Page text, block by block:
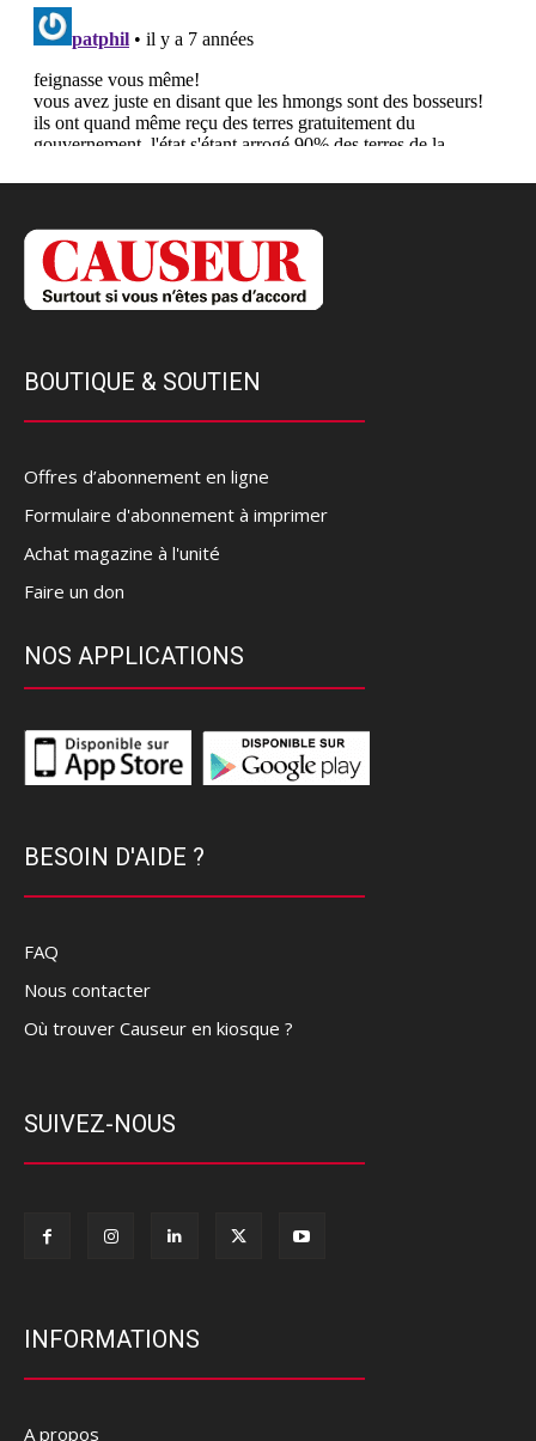
BOUTIQUE & SOUTIEN
Offres d’abonnement en ligne
Formulaire d'abonnement à imprimer
Achat magazine à l'unité
Faire un don
NOS APPLICATIONS
BESOIN D'AIDE ?
FAQ
Nous contacter
Où trouver Causeur en kiosque ?
SUIVEZ-NOUS
INFORMATIONS
A propos